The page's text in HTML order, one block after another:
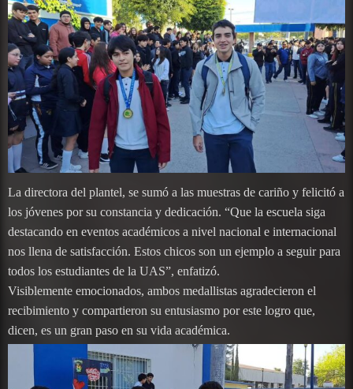
La directora del plantel, se sumó a las muestras de cariño y felicitó a
los jóvenes por su constancia y dedicación. “Que la escuela siga
destacando en eventos académicos a nivel nacional e internacional
nos llena de satisfacción. Estos chicos son un ejemplo a seguir para
todos los estudiantes de la UAS”, enfatizó.
Visiblemente emocionados, ambos medallistas agradecieron el
recibimiento y compartieron su entusiasmo por este logro que,
dicen, es un gran paso en su vida académica.